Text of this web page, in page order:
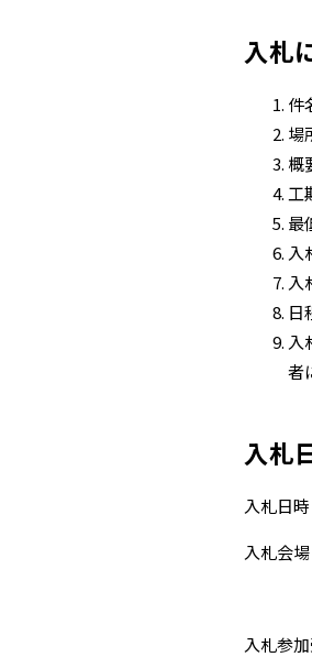
入札
概
入
者
入札
入札
入札
総合
入札参